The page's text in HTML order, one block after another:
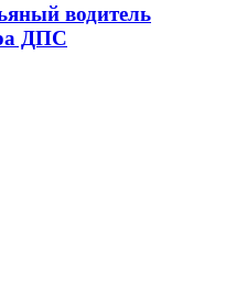
водитель
ДПС